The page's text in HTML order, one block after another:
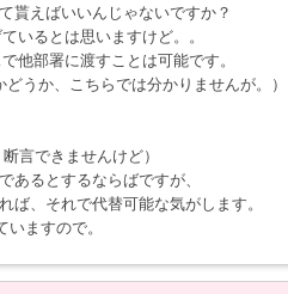
貰えばいいんじゃないですか？
いるとは思いますけど。。
他部署に渡すことは可能です。
うか、こちらでは分かりませんが。）
言できませんけど）
あるとするならばですが、
ば、それで代替可能な気がします。
ますので。